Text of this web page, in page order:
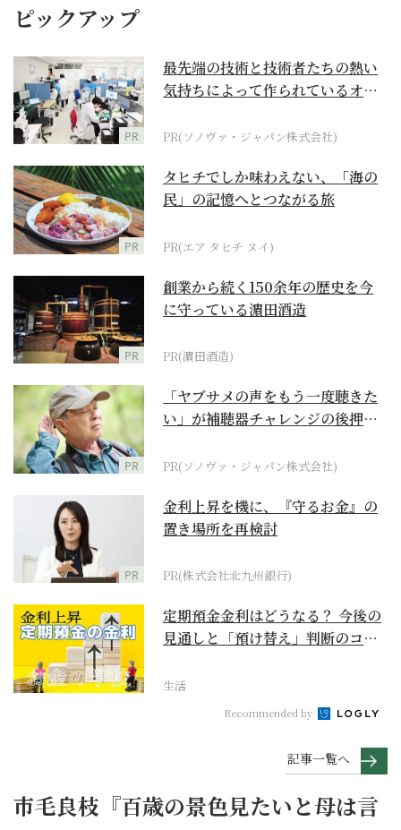
ピックアップ
PR
最先端の技術と技術者たちの熱い
気持ちによって作られているオー
PR(ソノヴァ・ジャパン株式会社)
PR
タヒチでしか味わえない、「海の
民」の記憶へとつながる旅
PR(エア タヒチ ヌイ)
PR
創業から続く150余年の歴史を今
に守っている濵田酒造
PR(濵田酒造)
PR
「ヤブサメの声をもう一度聴きた
い」が補聴器チャレンジの後押し
PR(ソノヴァ・ジャパン株式会社)
PR
金利上昇を機に、『守るお金』の
置き場所を再検討
PR(株式会社北九州銀行)
定期預金金利はどうなる？ 今後の
見通しと「預け替え」判断のコツ
生活
Recommended by
記事一覧へ
市毛良枝『百歳の景色見たいと母は言